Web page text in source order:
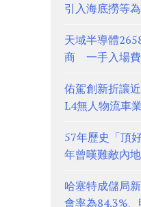
引入海底撈等
天域半導體
商 一手入場
佑駕創新折讓
L4無人物流車
57年歷史「頂
年曾嘆難敵內
哈塞特成儲局
會率為84.3%